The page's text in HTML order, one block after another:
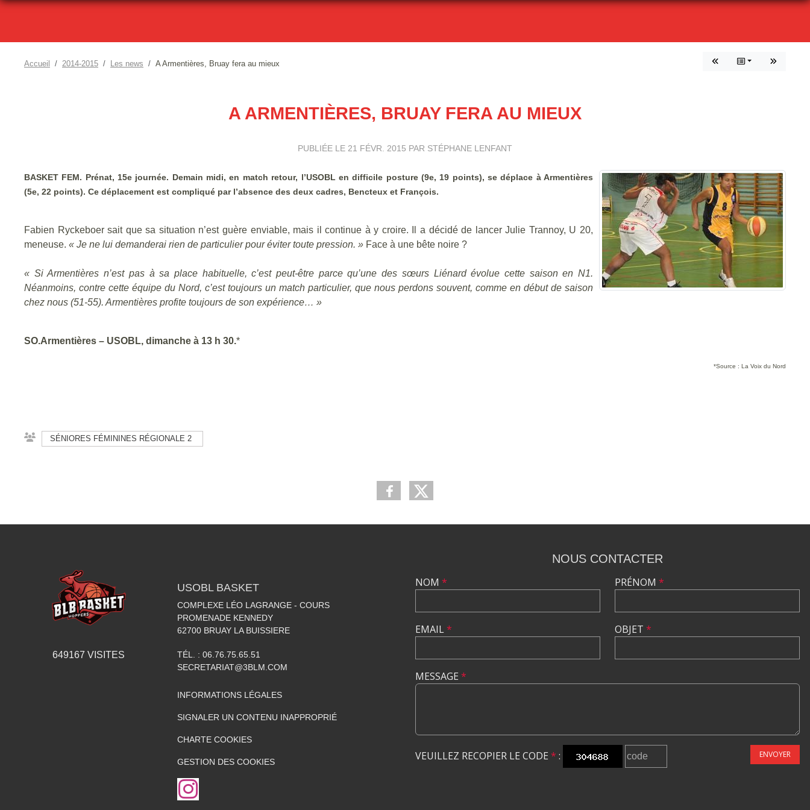
Accueil 2014-2015 Les news A Armentières, Bruay fera au mieux
A ARMENTIÈRES, BRUAY FERA AU MIEUX
PUBLIÉE LE 21 FÉVR. 2015 PAR STÉPHANE LENFANT
BASKET FEM. Prénat, 15e journée. Demain midi, en match retour, l’USOBL en difficile posture (9e, 19 points), se déplace à Armentières
(5e, 22 points). Ce déplacement est compliqué par l’absence des deux cadres, Bencteux et François.
Fabien Ryckeboer sait que sa situation n’est guère enviable, mais il continue à y croire. Il a décidé de lancer Julie Trannoy, U 20,
meneuse. « Je ne lui demanderai rien de particulier pour éviter toute pression. » Face à une bête noire ?
« Si Armentières n’est pas à sa place habituelle, c’est peut-être parce qu’une des sœurs Liénard évolue cette saison en N1.
Néanmoins, contre cette équipe du Nord, c’est toujours un match particulier, que nous perdons souvent, comme en début de saison
chez nous (51-55). Armentières profite toujours de son expérience… »
SO.Armentières – USOBL, dimanche à 13 h 30.*
*Source : La Voix du Nord
SÉNIORES FÉMININES RÉGIONALE 2
649167 VISITES
USOBL BASKET
COMPLEXE LÉO LAGRANGE - COURS
PROMENADE KENNEDY
62700 BRUAY LA BUISSIERE
TÉL. : 06.76.75.65.51
SECRETARIAT@3BLM.COM
INFORMATIONS LÉGALES
SIGNALER UN CONTENU INAPPROPRIÉ
CHARTE COOKIES
GESTION DES COOKIES
NOUS CONTACTER
NOM *
EMAIL*
PRÉNOM *
OBJET *
MESSAGE *
VEUILLEZ RECOPIER LE CODE * : ENVOYER